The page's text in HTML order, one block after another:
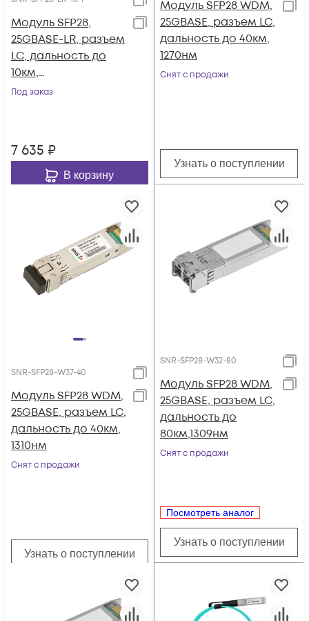
Модуль SFP28,
25GBASE-LR, разъем
LC, дальность до
10км,
индустриальный
Под заказ
7 635 ₽
В корзину
Модуль SFP28 WDM,
25GBASE, разъем LC,
дальность до 40км,
1270нм
Снят с продажи
Узнать о поступлении
SNR-SFP28-W37-40
Модуль SFP28 WDM,
25GBASE, разъем LC,
дальность до 40км,
1310нм
Снят с продажи
Узнать о поступлении
SNR-SFP28-W32-80
Модуль SFP28 WDM,
25GBASE, разъем LC,
дальность до
80км,1309нм
Снят с продажи
Посмотреть аналог
Узнать о поступлении